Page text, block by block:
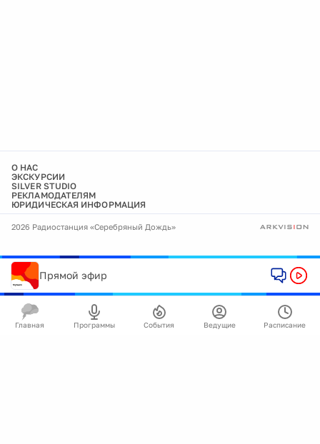
О НАС
ЭКСКУРСИИ
SILVER STUDIO
РЕКЛАМОДАТЕЛЯМ
ЮРИДИЧЕСКАЯ ИНФОРМАЦИЯ
2026 Радиостанция «Серебряный Дождь»
Прямой эфир
Главная Программы События Ведущие Расписание